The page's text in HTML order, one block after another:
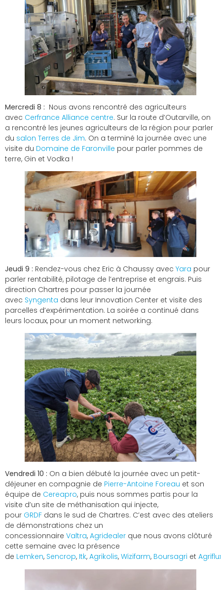
Mercredi 8 : Nous avons rencontré des agriculteurs
avec Cerfrance Alliance centre. Sur la route d’Outarville, on
a rencontré les jeunes agriculteurs de la région pour parler
du salon Terres de Jim. On a terminé la journée avec une
visite du Domaine de Faronville pour parler pommes de
terre, Gin et Vodka !
Jeudi 9 : Rendez-vous chez Eric à Chaussy avec Yara pour
parler rentabilité, pilotage de l’entreprise et engrais. Puis
direction Chartres pour passer la journée
avec Syngenta dans leur Innovation Center et visite des
parcelles d’expérimentation. La soirée a continué dans
leurs locaux, pour un moment networking.
Vendredi 10 : On a bien débuté la journée avec un petit-
déjeuner en compagnie de Pierre-Antoine Foreau et son
équipe de Cereapro, puis nous sommes partis pour la
visite d’un site de méthanisation qui injecte,
pour GRDF dans le sud de Chartres. C’est avec des ateliers
de démonstrations chez un
concessionnaire Valtra, Agridealer que nous avons clôturé
cette semaine avec la présence
de Lemken, Sencrop, Itk, Agrikolis, Wizifarm, Boursagri et